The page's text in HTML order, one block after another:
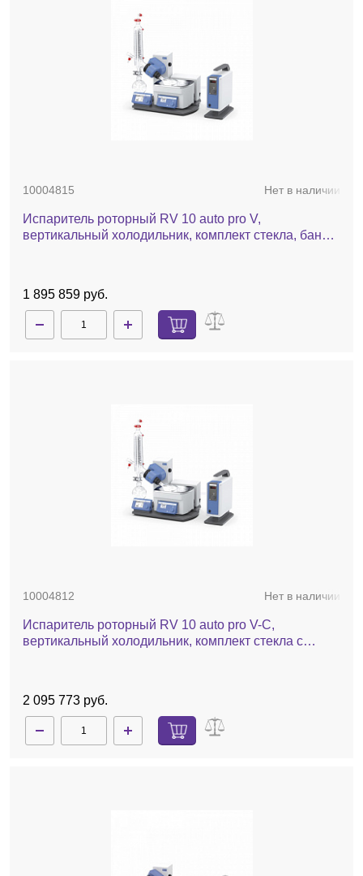
10004815 Нет в наличии
Испаритель роторный RV 10 auto pro V,
вертикальный холодильник, комплект стекла, баня,
1 895 859 руб.
10004812 Нет в наличии
Испаритель роторный RV 10 auto pro V-C,
вертикальный холодильник, комплект стекла c
2 095 773 руб.